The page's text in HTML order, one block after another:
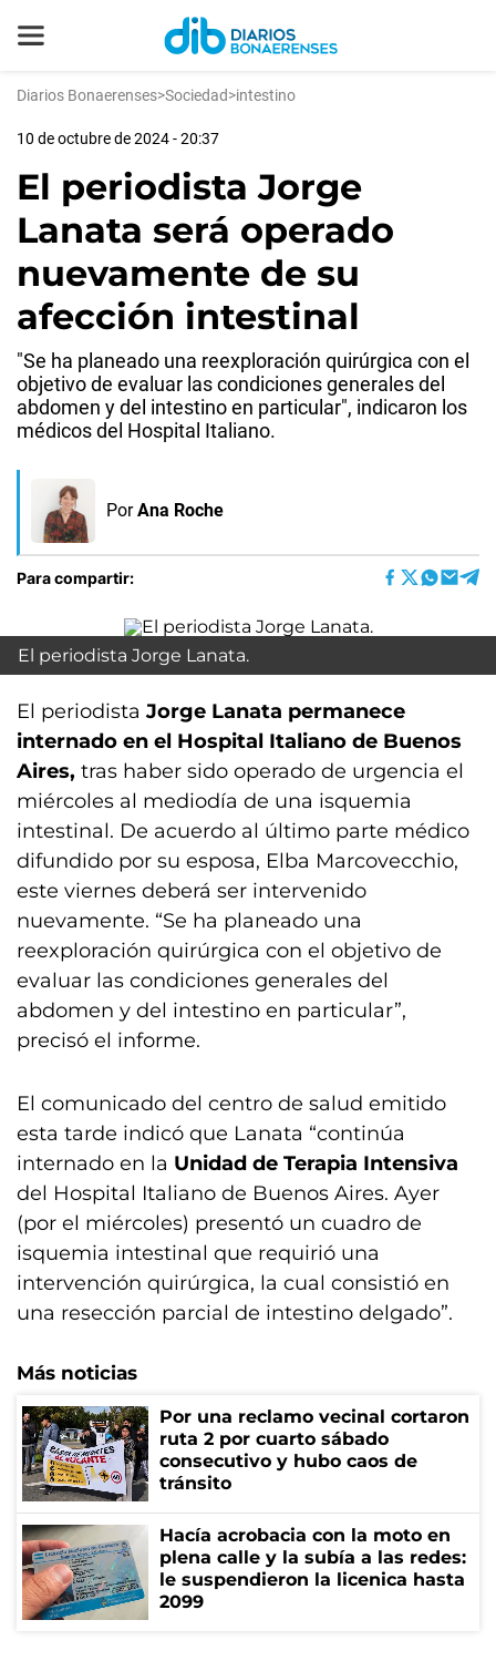
Diarios Bonaerenses>Sociedad>intestino
10 de octubre de 2024 - 20:37
El periodista Jorge
Lanata será operado
nuevamente de su
afección intestinal
"Se ha planeado una reexploración quirúrgica con el
objetivo de evaluar las condiciones generales del
abdomen y del intestino en particular", indicaron los
médicos del Hospital Italiano.
Por Ana Roche
Para compartir:
El periodista Jorge Lanata.
El periodista Jorge Lanata permanece
internado en el Hospital Italiano de Buenos
Aires, tras haber sido operado de urgencia el
miércoles al mediodía de una isquemia
intestinal. De acuerdo al último parte médico
difundido por su esposa, Elba Marcovecchio,
este viernes deberá ser intervenido
nuevamente. “Se ha planeado una
reexploración quirúrgica con el objetivo de
evaluar las condiciones generales del
abdomen y del intestino en particular”,
precisó el informe.
El comunicado del centro de salud emitido
esta tarde indicó que Lanata “continúa
internado en la Unidad de Terapia Intensiva
del Hospital Italiano de Buenos Aires. Ayer
(por el miércoles) presentó un cuadro de
isquemia intestinal que requirió una
intervención quirúrgica, la cual consistió en
una resección parcial de intestino delgado”.
Más noticias
Por una reclamo vecinal cortaron
ruta 2 por cuarto sábado
consecutivo y hubo caos de
tránsito
Hacía acrobacia con la moto en
plena calle y la subía a las redes:
le suspendieron la licenica hasta
2099